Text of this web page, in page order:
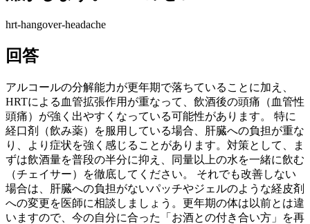
hrt-hangover-headache
回答
アルコールの分解能力が更年期で落ちていることに加え、
HRTによる血管拡張作用が重なって、飲酒後の頭痛（血管性
頭痛）が強く出やすくなっている可能性があります。 特に
経口剤（飲み薬）を服用している場合、肝臓への負担が重な
り、より症状を強く感じることがあります。対策として、ま
ずは飲酒量を普段の半分に抑え、同量以上の水を一緒に飲む
（チェイサー）を徹底してください。 それでも改善しない
場合は、肝臓への負担がないパッチやジェルのような経皮剤
への変更を医師に相談しましょう。 更年期の体は以前とは違
いますので、今の自分に合った「お酒との付き合い方」を再